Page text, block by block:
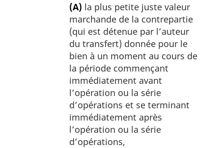
(A) la plus petite juste valeur
marchande de la contrepartie
(qui est détenue par l’auteur
du transfert) donnée pour le
bien à un moment au cours de
la période commençant
immédiatement avant
l’opération ou la série
d’opérations et se terminant
immédiatement après
l’opération ou la série
d’opérations,